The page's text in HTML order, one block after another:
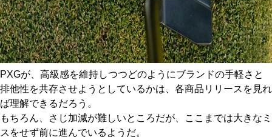
PXGが、高級感を維持しつつどのようにブランドの手軽さと
排他性を共存させようとしているかは、各商品リリースを見れ
ば理解できるだろう。
もちろん、さじ加減が難しいところだが、ここまでは大きなミ
スをせず前に進んでいるようだ。